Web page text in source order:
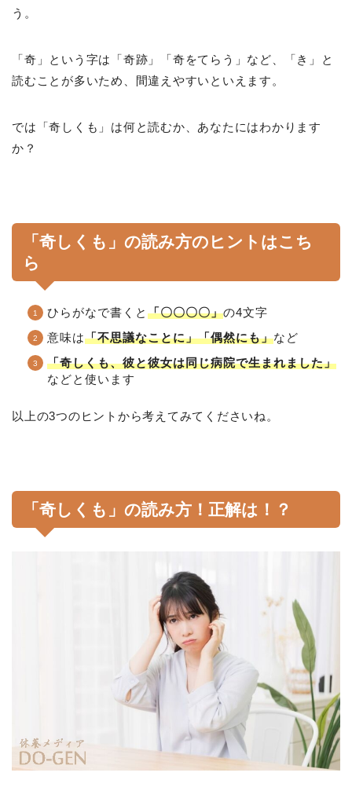
う。
「奇」という字は「奇跡」「奇をてらう」など、「き」と
読むことが多いため、間違えやすいといえます。
では「奇しくも」は何と読むか、あなたにはわかります
か？
「奇しくも」の読み方のヒントはこち
ら
ひらがなで書くと 「〇〇〇〇」の4文字
意味は「不思議なことに」「偶然にも」など
「奇しくも、彼と彼女は同じ病院で生まれました」
などと使います
以上の3つのヒントから考えてみてくださいね。
「奇しくも」の読み方！正解は！？